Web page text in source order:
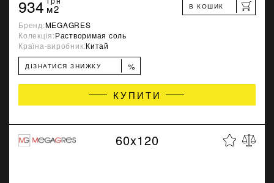
934 м2 В КОШИК
Бренд:MEGAGRES
Колекція:Растворимая соль
Країна-виробник:Китай
ДІЗНАТИСЯ ЗНИЖКУ %
КУПИТИ
60x120